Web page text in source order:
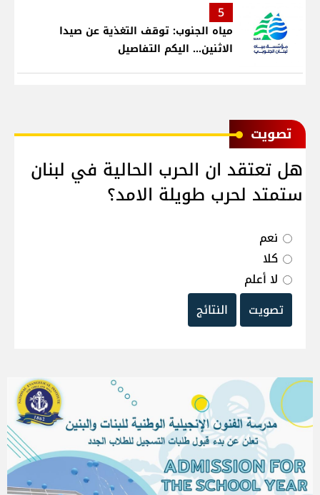
5
مياه الجنوب: توقف التغذية عن صيدا
الاثنين... اليكم التفاصيل
ﺗﺼﻮﻳﺖ
هل تعتقد ان الحرب الحالية في لبنان
ستمتد لحرب طويلة الامد؟
نعم
كلا
لا أعلم
تصويت
النتائج